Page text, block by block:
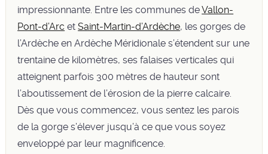
impressionnante. Entre les communes deVallon-
Pont-d’Arc etSaint-Martin-d’Ardèche, les gorges de
l’Ardèche en Ardèche Méridionale s’étendent sur une
trentaine de kilomètres, ses falaises verticales qui
atteignent parfois 300 mètres de hauteur sont
l’aboutissement de l’érosion de la pierre calcaire.
Dès que vous commencez, vous sentez les parois
de la gorge s’élever jusqu’à ce que vous soyez
enveloppé par leur magnificence.